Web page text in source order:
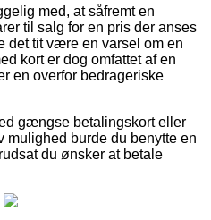
med, at såfremt en
til salg for en pris der anses
det tit være en varsel om en
kort er dog omfattet af en
en overfor bedrageriske
gængse betalingskort eller
mulighed burde du benytte en
du ønsker at betale